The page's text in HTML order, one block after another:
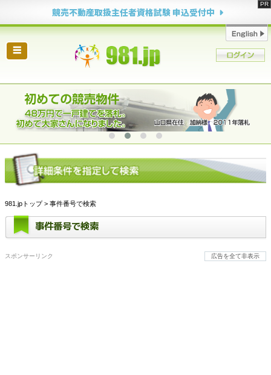
競売不動産取扱主任者資格試験 申込受付中
☰
981.jpトップ> 事件番号で検索
事件番号で検索
スポンサーリンク 広告を全て非表示